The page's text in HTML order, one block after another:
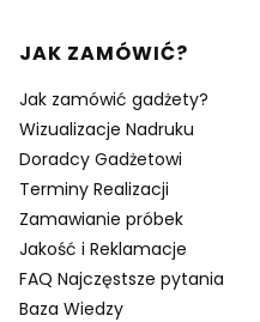
Linki w stopce
JAK ZAMÓWIĆ?
Jak zamówić gadżety?
Wizualizacje Nadruku
Doradcy Gadżetowi
Terminy Realizacji
Zamawianie próbek
Jakość i Reklamacje
FAQ Najczęstsze pytania
Baza Wiedzy